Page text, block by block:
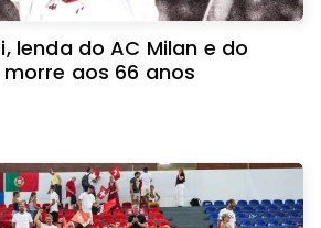
lenda do AC Milan e do
aos 66 anos